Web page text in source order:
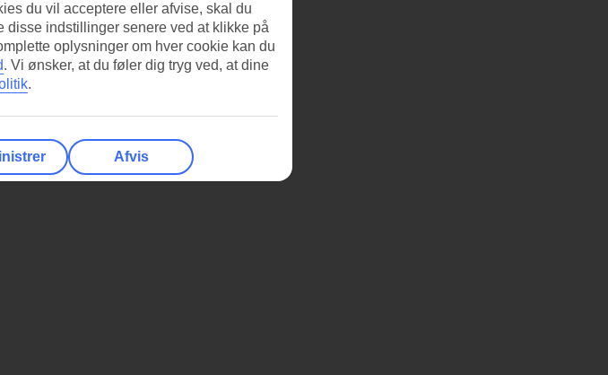
du vil acceptere eller afvise, skal du
indstillinger senere ved at klikke på
oplysninger om hver cookie kan du
. Vi ønsker, at du føler dig tryg ved, at dine
.
Afvis